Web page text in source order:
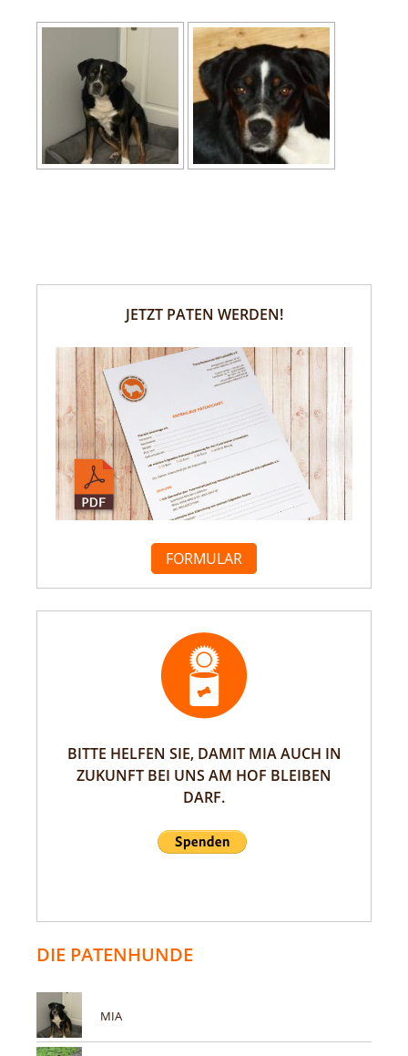
JETZT PATEN WERDEN!
FORMULAR
BITTE HELFEN SIE, DAMIT MIA AUCH IN
ZUKUNFT BEI UNS AM HOF BLEIBEN
DARF.
DIE PATENHUNDE
MIA